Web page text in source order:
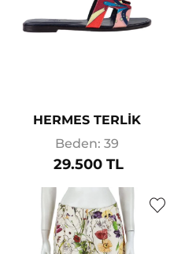
HERMES TERLİK
Beden: 39
29.500 TL